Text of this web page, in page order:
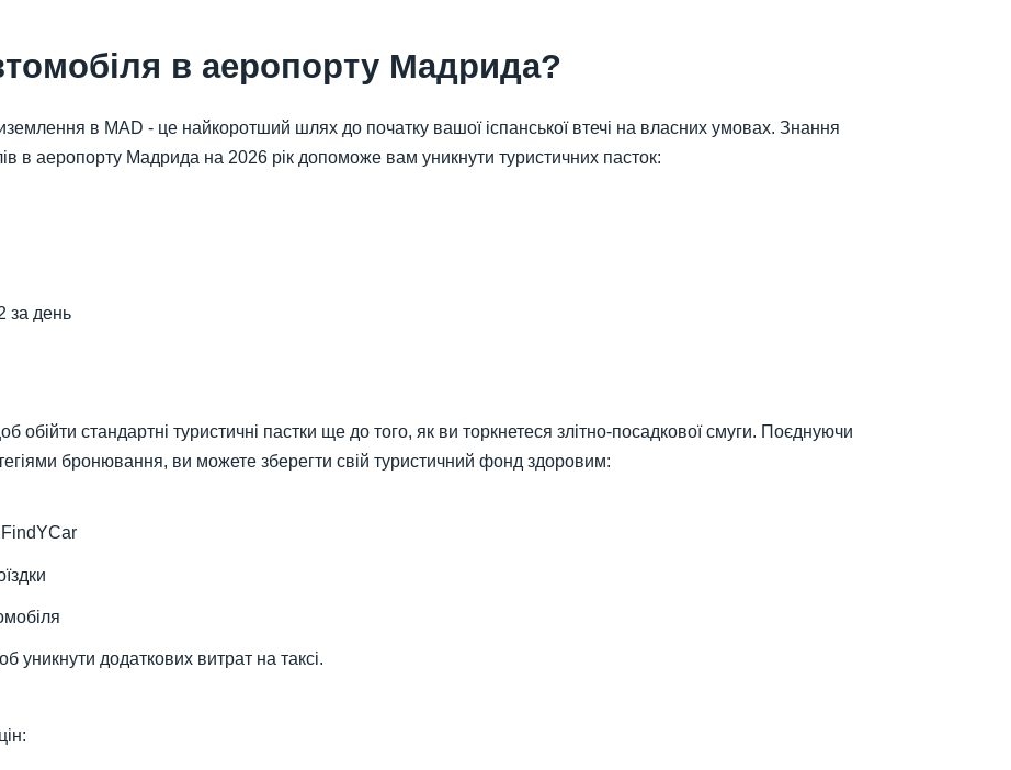
в аеропорту Мадрида?
в MAD - це найкоротший шлях до початку вашої іспанської втечі на власних умовах. Знання
в аеропорту Мадрида на 2026 рік допоможе вам уникнути туристичних пасток:
за день
обійти стандартні туристичні пастки ще до того, як ви торкнетеся злітно-посадкової смуги. Поєднуючи
бронювання, ви можете зберегти свій туристичний фонд здоровим:
FindYCar
уникнути додаткових витрат на таксі.